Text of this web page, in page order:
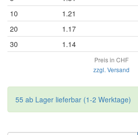
10 1.21
20 1.17
30 1.14
Preis in CHF
zzgl. Versand
55 ab Lager lieferbar (1-2 Werktage)